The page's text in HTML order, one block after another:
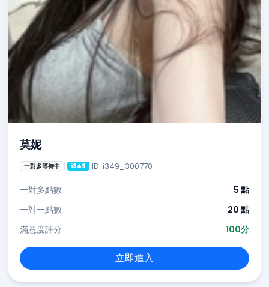
莫妮
一對多等待中 i349 ID: i349_300770
一對多點數
5 點
一對一點數
20 點
滿意度評分
100分
立即進入